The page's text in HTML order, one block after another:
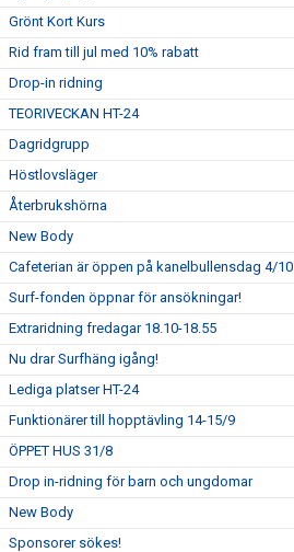
Grönt Kort Kurs
Rid fram till jul med 10% rabatt
Drop-in ridning
TEORIVECKAN HT-24
Dagridgrupp
Höstlovsläger
Återbrukshörna
New Body
Cafeterian är öppen på kanelbullensdag 4/10
Surf-fonden öppnar för ansökningar!
Extraridning fredagar 18.10-18.55
Nu drar Surfhäng igång!
Lediga platser HT-24
Funktionärer till hopptävling 14-15/9
ÖPPET HUS 31/8
Drop in-ridning för barn och ungdomar
New Body
Sponsorer sökes!